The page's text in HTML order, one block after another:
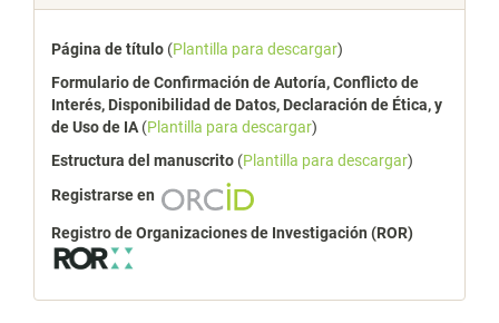
Página de título (Plantilla para descargar)
Formulario de Confirmación de Autoría, Conflicto de
Interés, Disponibilidad de Datos, Declaración de Ética, y
de Uso de IA (Plantilla para descargar)
Estructura del manuscrito (Plantilla para descargar)
Registrarse en
Registro de Organizaciones de Investigación (ROR)